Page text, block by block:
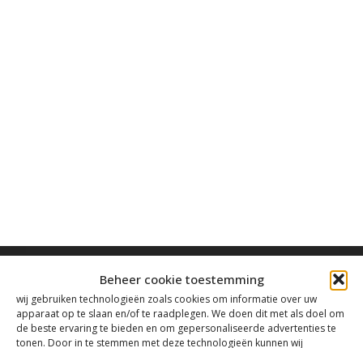
Beheer cookie toestemming
wij gebruiken technologieën zoals cookies om informatie over uw
apparaat op te slaan en/of te raadplegen. We doen dit met als doel om
de beste ervaring te bieden en om gepersonaliseerde advertenties te
tonen. Door in te stemmen met deze technologieën kunnen wij
Contact